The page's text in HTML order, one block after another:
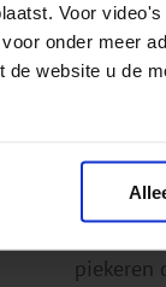
Voor
onder meer
de website u de
In deze
door
Nu de
periode
piekeren